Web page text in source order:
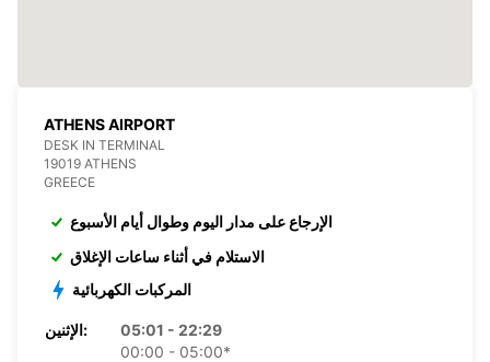
ATHENS AIRPORT
DESK IN TERMINAL
19019 ATHENS
GREECE
الإرجاع على مدار اليوم وطوال أيام الأسبوع
الاستلام في أثناء ساعات الإغلاق
المركبات الكهربائية
الإثنين:
05:01 - 22:29
00:00 - 05:00*